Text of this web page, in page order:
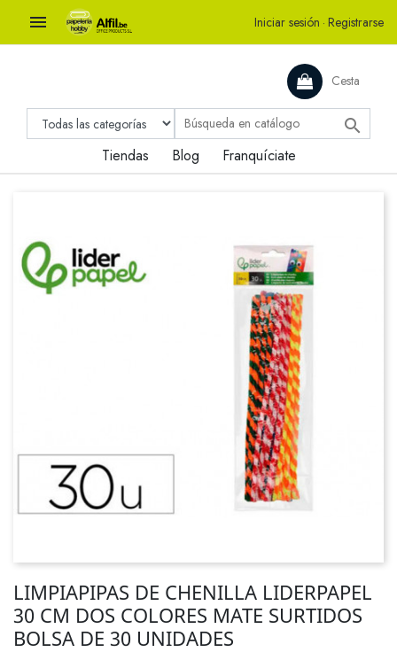
 Iniciar sesión · Registrarse
Cesta

Tiendas Blog Franquíciate
LIMPIAPIPAS DE CHENILLA LIDERPAPEL
30 CM DOS COLORES MATE SURTIDOS
BOLSA DE 30 UNIDADES